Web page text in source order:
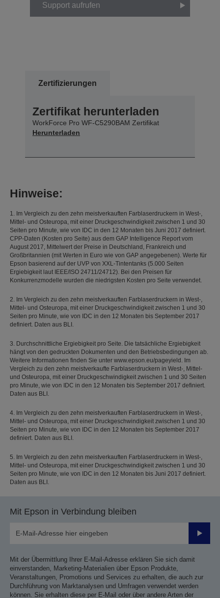
Support aufrufen
Zertifizierungen
Zertifikat herunterladen
WorkForce Pro WF-C5290BAM Zertifikat
Herunterladen
Hinweise:
1. Im Vergleich zu den zehn meistverkauften Farblaserdruckern in West-,
Mittel- und Osteuropa, mit einer Druckgeschwindigkeit zwischen 1 und 30
Seiten pro Minute, wie von IDC in den 12 Monaten bis Juni 2017 definiert.
CPP-Daten (Kosten pro Seite) aus dem GAP Intelligence Report vom
August 2017, Mittelwert der Preise in Deutschland, Frankreich und
Großbritannien (mit Werten in Euro wie von GAP angegebenen). Werte für
Epson basierend auf der UVP von XXL-Tintentanks (5.000 Seiten
Ergiebigkeit laut IEEE/ISO 24711/24712). Bei den Preisen für
Konkurrenzmodelle wurden die niedrigsten Kosten pro Seite verwendet.
2. Im Vergleich zu den zehn meistverkauften Farblaserdruckern in West-,
Mittel- und Osteuropa, mit einer Druckgeschwindigkeit zwischen 1 und 30
Seiten pro Minute, wie von IDC in den 12 Monaten bis September 2017
definiert. Daten aus BLI.
3. Durchschnittliche Ergiebigkeit pro Seite. Die tatsächliche Ergiebigkeit
hängt von den gedruckten Dokumenten und den Betriebsbedingungen ab.
Weitere Informationen finden Sie unter www.epson.eu/pageyield. Im
Vergleich zu den zehn meistverkaufte Farblaserdruckern in West-, Mittel-
und Osteuropa, mit einer Druckgeschwindigkeit zwischen 1 und 30 Seiten
pro Minute, wie von IDC in den 12 Monaten bis September 2017 definiert.
Daten aus BLI.
4. Im Vergleich zu den zehn meistverkauften Farblaserdruckern in West-,
Mittel- und Osteuropa, mit einer Druckgeschwindigkeit zwischen 1 und 30
Seiten pro Minute, wie von IDC in den 12 Monaten bis September 2017
definiert. Daten aus BLI.
5. Im Vergleich zu den zehn meistverkauften Farblaserdruckern in West-,
Mittel- und Osteuropa, mit einer Druckgeschwindigkeit zwischen 1 und 30
Seiten pro Minute, wie von IDC in den 12 Monaten bis Juni 2017 definiert.
Daten aus BLI.
Mit Epson in Verbindung bleiben
Mit der Übermittlung Ihrer E-Mail-Adresse erklären Sie sich damit
einverstanden, Marketing-Materialien über Epson Produkte,
Veranstaltungen, Promotions und Services zu erhalten, die auch zur
Durchführung von Marktanalysen und Umfragen verwendet werden
können. Sie erhalten diese per E-Mail oder über andere Arten der